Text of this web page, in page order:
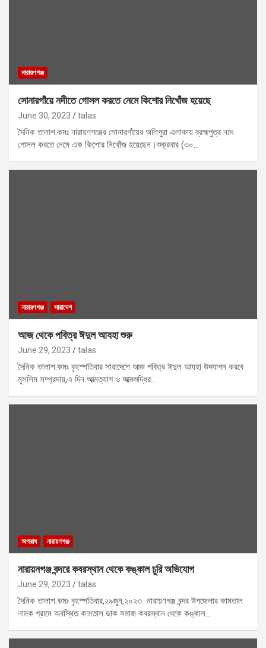
নারায়ণগঞ্জ
সোনারগাঁয়ে নদীতে গোসল করতে নেমে কিশোর নিখোঁজ হয়েছে
June 30, 2023 talas
দৈনিক তালাশ.কমঃ নারায়ণগঞ্জের সোনারগাঁয়ের অলিপুরা এলাকায় ব্রহ্মপুত্র নদে
গোসল করতে নেমে এক কিশোর নিখোঁজ হয়েছেন।শুক্রবার (৩০…
নারায়ণগঞ্জ সারাদেশ
আজ থেকে পবিত্র ঈদুল আযহা শুরু
June 29, 2023 talas
দৈনিক তালাশ.কমঃ বৃহস্পতিবার সারাদেশে আজ পবিত্র ঈদুল আযহা উদযাপন করবে
মুসলিম সম্প্রদায়,এ দিন আত্মত্যাগ ও আত্মশুদ্ধির…
অপরাধ নারায়ণগঞ্জ
নারায়নগঞ্জ বন্দরে কবরস্থান থেকে কঙ্কাল চুরি অভিযোগ
June 29, 2023 talas
দৈনিক তালাশ.কমঃ বৃহস্পতিবার,২৯জুন,২০২৩ নারায়ণগঞ্জ বন্দর উপজেলার কামতাল
নামক গ্রামে অবস্থিত কামতাল ডাক সমাজ কবরস্থান থেকে কঙ্কাল…